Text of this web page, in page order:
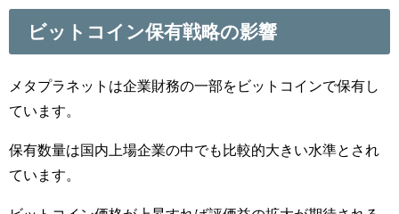
ビットコイン保有戦略の影響
メタプラネットは企業財務の一部をビットコインで保有し
ています。
保有数量は国内上場企業の中でも比較的大きい水準とされ
ています。